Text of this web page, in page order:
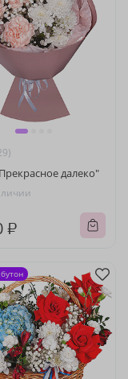
далеко"
₽